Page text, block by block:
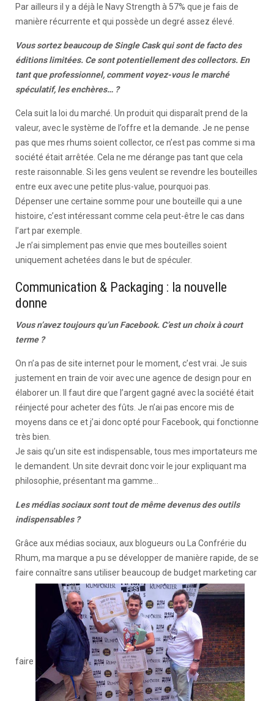
Par ailleurs il y a déjà le Navy Strength à 57% que je fais de
manière récurrente et qui possède un degré assez élevé.
Vous sortez beaucoup de Single Cask qui sont de facto des
éditions limitées. Ce sont potentiellement des collectors. En
tant que professionnel, comment voyez-vous le marché
spéculatif, les enchères… ?
Cela suit la loi du marché. Un produit qui disparaît prend de la
valeur, avec le système de l’offre et la demande. Je ne pense
pas que mes rhums soient collector, ce n’est pas comme si ma
société était arrêtée. Cela ne me dérange pas tant que cela
reste raisonnable. Si les gens veulent se revendre les bouteilles
entre eux avec une petite plus-value, pourquoi pas.
Dépenser une certaine somme pour une bouteille qui a une
histoire, c’est intéressant comme cela peut-être le cas dans
l’art par exemple.
Je n’ai simplement pas envie que mes bouteilles soient
uniquement achetées dans le but de spéculer.
Communication & Packaging : la nouvelle
donne
Vous n’avez toujours qu’un Facebook. C’est un choix à court
terme ?
On n’a pas de site internet pour le moment, c’est vrai. Je suis
justement en train de voir avec une agence de design pour en
élaborer un. Il faut dire que l’argent gagné avec la société était
réinjecté pour acheter des fûts. Je n’ai pas encore mis de
moyens dans ce et j’ai donc opté pour Facebook, qui fonctionne
très bien.
Je sais qu’un site est indispensable, tous mes importateurs me
le demandent. Un site devrait donc voir le jour expliquant ma
philosophie, présentant ma gamme…
Les médias sociaux sont tout de même devenus des outils
indispensables ?
Grâce aux médias sociaux, aux blogueurs ou La Confrérie du
Rhum, ma marque a pu se développer de manière rapide, de se
faire connaître sans utiliser beaucoup de budget marketing car
faire